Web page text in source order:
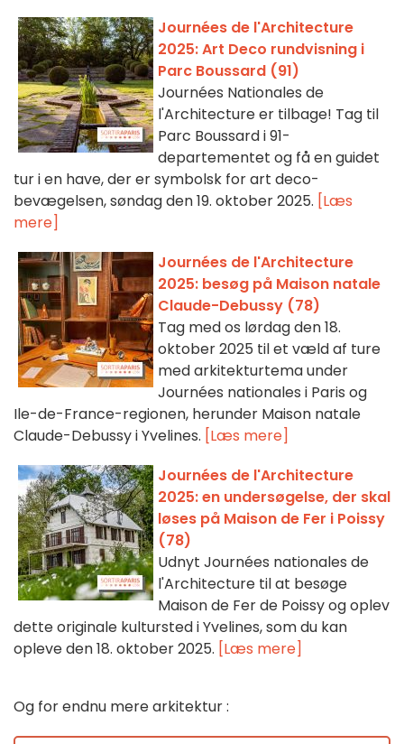
Journées de l'Architecture
2025: Art Deco rundvisning i
Parc Boussard (91)
Journées Nationales de
l'Architecture er tilbage! Tag til
Parc Boussard i 91-
departementet og få en guidet
tur i en have, der er symbolsk for art deco-
bevægelsen, søndag den 19. oktober 2025. [Læs
mere]
Journées de l'Architecture
2025: besøg på Maison natale
Claude-Debussy (78)
Tag med os lørdag den 18.
oktober 2025 til et væld af ture
med arkitekturtema under
Journées nationales i Paris og
Ile-de-France-regionen, herunder Maison natale
Claude-Debussy i Yvelines. [Læs mere]
Journées de l'Architecture
2025: en undersøgelse, der skal
løses på Maison de Fer i Poissy
(78)
Udnyt Journées nationales de
l'Architecture til at besøge
Maison de Fer de Poissy og oplev
dette originale kultursted i Yvelines, som du kan
opleve den 18. oktober 2025. [Læs mere]
Og for endnu mere arkitektur :